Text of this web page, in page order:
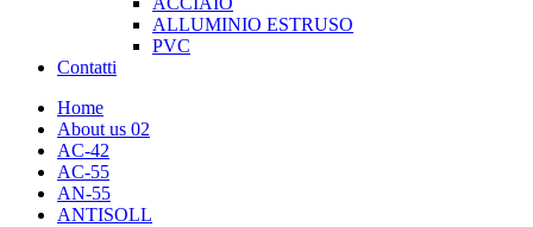
ALLUMINIO ESTRUSO
PVC
Contatti
Home
About us 02
AC-42
AC-55
AN-55
ANTISOLL